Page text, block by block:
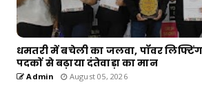
धमतरी में बचेली का जलवा, पॉवर
पदकों से बढ़ाया दंतेवाड़ा का मान
Admin August 05, 2026